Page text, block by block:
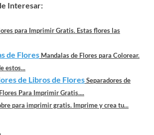
Interesar:
para Imprimir Gratis. Estas flores las
de Flores Mandalas de Flores para Colorear.
estos...
de Libros de FloresSeparadores de
Para Imprimir Gratis....
para imprimir gratis. Imprime y crea tu...